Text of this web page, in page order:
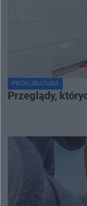
PROKURATURA
Przeglądy,